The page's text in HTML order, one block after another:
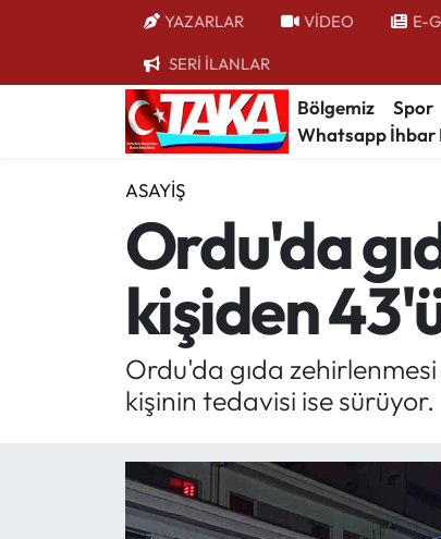
YAZARLAR VİDEO E-
SERİ İLANLAR
Bölgemiz Spor
Whatsapp İhbar
ASAYIŞ
Ordu'da
kişiden
Ordu'da gıda
kişinin tedavisi ise sürüyor.
Bölgemiz
Kültür/Sanat
Politik Kulis
Mektup Galeri
Trabzon Nöbetçi Eczaneler
Trabzon Hava Durumu
Trabzon Trafik Yoğunluk Haritası
Süper Lig Puan Durumu ve Fikstür
Tüm Manşetler
Son Dakika Haberleri
Haber Arşivi